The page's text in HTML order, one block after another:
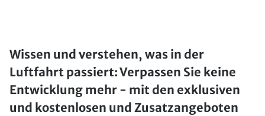
Wissen und verstehen, was in der
Luftfahrt passiert: Verpassen Sie keine
Entwicklung mehr - mit den exklusiven
und kostenlosen und Zusatzangeboten